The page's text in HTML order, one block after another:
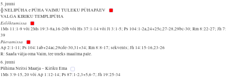
5. juuni
╬ NELIPÜHA e PÜHA VAIMU TULEKU PÜHAPÄEV
VALGA KIRIKU TEMPLIPÜHA
Eelõhtumissa
1Ms 11:1-9 või 2Ms 19:3-8a,16-20b või Hs 37:1-14 või Jl 3:1-5; Ps 104:1-2a,24+25c,27-28,29bc-30; Rm 8:22-27; Jh
39
Päevamissa
Ap 2:1-11; Ps 104:1ab+24ac,29cde-30,31+34; Rm 8:8-17; sekvents; Jh 14:15-16,23-26
R: Saada välja oma Vaim, tee uueks maailma pale.
6. juuni
Pühima Neitsi Maarja – Kiriku Ema
1Ms 3:9-15, 20 või Ap 1:12-14; Ps 87:1-2,3+5,6-7; Jh 19:25-34